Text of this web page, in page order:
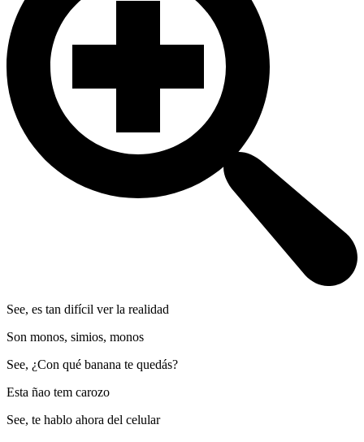
See, es tan difícil ver la realidad
Son monos, simios, monos
See, ¿Con qué banana te quedás?
Esta ñao tem carozo
See, te hablo ahora del celular